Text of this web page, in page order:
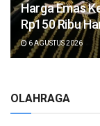
Harga Emas
Rp150 Ribu
6 AGUSTUS 2026
OLAHRAGA